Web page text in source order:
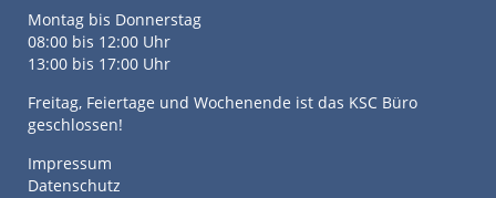
Montag bis Donnerstag
08:00 bis 12:00 Uhr
13:00 bis 17:00 Uhr
Freitag, Feiertage und Wochenende ist das KSC Büro
geschlossen!
Impressum
Datenschutz